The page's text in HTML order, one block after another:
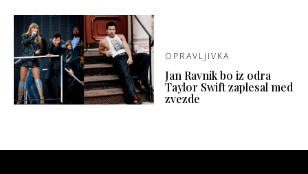
OPRAVLJIVKA
Jan Ravnik bo iz odra
Taylor Swift zaplesal med
zvezde